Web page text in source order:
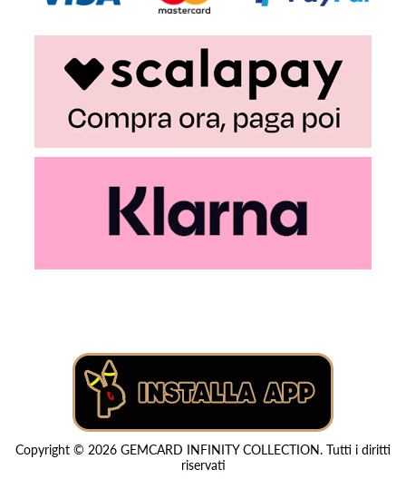
Copyright © 2026 GEMCARD INFINITY COLLECTION. Tutti i diritti
riservati